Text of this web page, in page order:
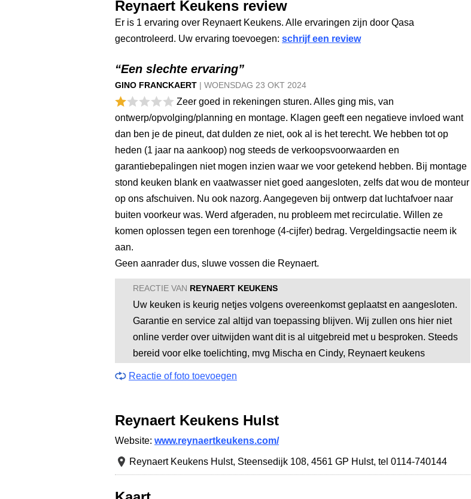
Reynaert Keukens review
Er is 1 ervaring over Reynaert Keukens. Alle ervaringen zijn door Qasa
gecontroleerd. Uw ervaring toevoegen: schrijf een review
“Een slechte ervaring”
GINO FRANCKAERT | WOENSDAG 23 OKT 2024
Zeer goed in rekeningen sturen. Alles ging mis, van
ontwerp/opvolging/planning en montage. Klagen geeft een negatieve invloed want
dan ben je de pineut, dat dulden ze niet, ook al is het terecht. We hebben tot op
heden (1 jaar na aankoop) nog steeds de verkoopsvoorwaarden en
garantiebepalingen niet mogen inzien waar we voor getekend hebben. Bij montage
stond keuken blank en vaatwasser niet goed aangesloten, zelfs dat wou de monteur
op ons afschuiven. Nu ook nazorg. Aangegeven bij ontwerp dat luchtafvoer naar
buiten voorkeur was. Werd afgeraden, nu probleem met recirculatie. Willen ze
komen oplossen tegen een torenhoge (4-cijfer) bedrag. Vergeldingsactie neem ik
aan.
Geen aanrader dus, sluwe vossen die Reynaert.
REACTIE VAN REYNAERT KEUKENS
Uw keuken is keurig netjes volgens overeenkomst geplaatst en aangesloten.
Garantie en service zal altijd van toepassing blijven. Wij zullen ons hier niet
online verder over uitwijden want dit is al uitgebreid met u besproken. Steeds
bereid voor elke toelichting, mvg Mischa en Cindy, Reynaert keukens
Reactie of foto toevoegen
Reynaert Keukens Hulst
Website: www.reynaertkeukens.com/
Reynaert Keukens Hulst, Steensedijk 108, 4561 GP Hulst, tel 0114-740144